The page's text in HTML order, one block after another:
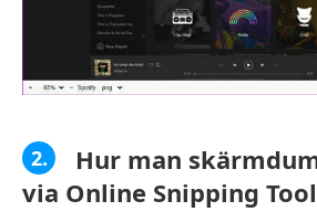
2.
Hur man
via Online Snipping